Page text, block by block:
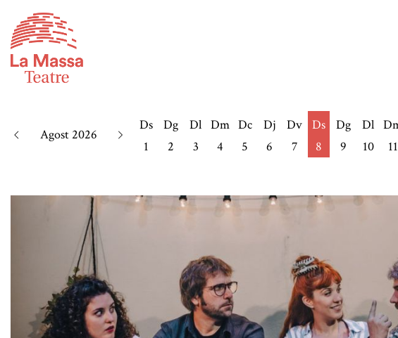
Agost 2026
Ds
1
Dg
2
Dl
3
Dm
4
Dc
5
Dj
6
Dv
7
Ds
8
Dg
9
Dl
10
11